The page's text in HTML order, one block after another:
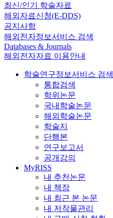
최신/인기 학술자료
해외자료신청(E-DDS)
공지사항
해외전자정보서비스 검색
Databases & Journals
해외전자자료 이용안내
학술연구정보서비스 검색
통합검색
학위논문
국내학술논문
해외학술논문
학술지
단행본
연구보고서
공개강의
MyRISS
내 추천논문
내 책장
내 최근 본 논문
내 저작물관리